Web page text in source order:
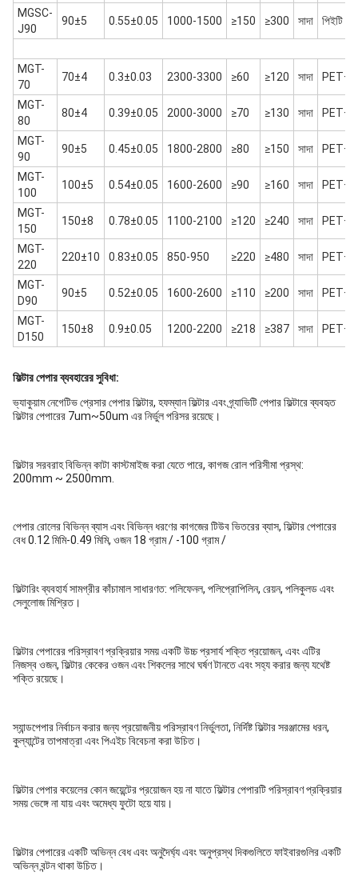
MGSC-
J90
90±5 0.55±0.05 1000-1500 ≥150 ≥300 সাদা পিইটি
MGT-
70
70±4 0.3±0.03 2300-3300 ≥60 ≥120 সাদা
MGT-
80
80±4 0.39±0.05 2000-3000 ≥70 ≥130 সাদা
MGT-
90
90±5 0.45±0.05 1800-2800 ≥80 ≥150 সাদা
MGT-
100
100±5 0.54±0.05 1600-2600 ≥90 ≥160 সাদা
MGT-
150
150±8 0.78±0.05 1100-2100 ≥120 ≥240 সাদা
MGT-
220
220±10 0.83±0.05 850-950 ≥220 ≥480 সাদা
MGT-
D90
90±5 0.52±0.05 1600-2600 ≥110 ≥200 সাদা
MGT-
D150
150±8 0.9±0.05 1200-2200 ≥218 ≥387 সাদা
ফিল্টার পেপার ব্যবহারের সুবিধা:
ভ্যাকুয়াম নেগেটিভ প্রেসার পেপার ফিল্টার, হফম্যান ফিল্টার এবং গ্র্যাভিটি পেপার ফিল্টারে ব্যবহৃত
ফিল্টার পেপারের 7um~50um এর নির্ভুল পরিসর রয়েছে।
ফিল্টার সরবরাহ বিভিন্ন কাটা কাস্টমাইজ করা যেতে পারে, কাগজ রোল পরিসীমা প্রস্থ:
200mm ~ 2500mm.
পেপার রোলের বিভিন্ন ব্যাস এবং বিভিন্ন ধরণের কাগজের টিউব ভিতরের ব্যাস, ফিল্টার পেপারের
বেধ 0.12 মিমি-0.49 মিমি, ওজন 18 গ্রাম / -100 গ্রাম /
ফিল্টারিং ব্যবহার্য সামগ্রীর কাঁচামাল সাধারণত: পলিফেনল, পলিপ্রোপিলিন, রেয়ন, পলিকুলড এবং
সেলুলোজ মিশ্রিত।
ফিল্টার পেপারের পরিস্রাবণ প্রক্রিয়ার সময় একটি উচ্চ প্রসার্য শক্তি প্রয়োজন, এবং এটির
নিজস্ব ওজন, ফিল্টার কেকের ওজন এবং শিকলের সাথে ঘর্ষণ টানতে এবং সহ্য করার জন্য যথেষ্ট
শক্তি রয়েছে।
স্যান্ডপেপার নির্বাচন করার জন্য প্রয়োজনীয় পরিস্রাবণ নির্ভুলতা, নির্দিষ্ট ফিল্টার সরঞ্জামের ধরন,
কুল্যান্টের তাপমাত্রা এবং পিএইচ বিবেচনা করা উচিত।
ফিল্টার পেপার কয়েলের কোন জয়েন্টের প্রয়োজন হয় না যাতে ফিল্টার পেপারটি পরিস্রাবণ প্রক্রিয়ার
সময় ভেঙ্গে না যায় এবং অমেধ্য ফুটো হয়ে যায়।
ফিল্টার পেপারের একটি অভিন্ন বেধ এবং অনুদৈর্ঘ্য এবং অনুপ্রস্থ দিকগুলিতে ফাইবারগুলির একটি
অভিন্ন বন্টন থাকা উচিত।